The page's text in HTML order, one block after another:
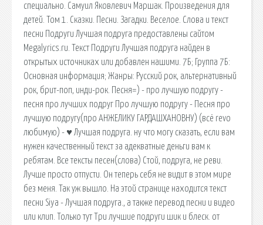
специально. Самуил Яковлевич Маршак. Произведения для
детей. Том 1. Сказки. Песни. Загадки. Веселое. Слова и текст
песни Подруги Лучшая подруга предоставлены сайтом
Megalyrics.ru. Текст Подруги Лучшая подруга найден в
открытых источниках или добавлен нашими. 7Б; Группа 7Б:
Основная информация; Жанры: Русский рок, альтернативный
рок, брит-поп, инди-рок. Песня=) - про лучшую подругу -
песня про лучших подруг Про лучшую подругу - Песня про
лучшую подругу(про АНЖЕЛИКУ ГАРДАШХАНОВНУ) (всё revo
любимую) - ♥ Лучшая подруга. ну что могу сказать, если вам
нужен качественный текст за адекватные деньги вам к
ребятам. Все тексты песен(слова) Стой, подруга, не реви.
Лучше просто отпусти. Он теперь себя не видит в этом мире
без меня. Так уж вышло. На этой странице находится текст
песни Siya - Лучшая подруга., а также перевод песни и видео
или клип. Только тут Три лучшие подруги шик и блеск. от